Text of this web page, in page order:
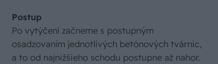
Postup
Po vytýčení začneme s postupným
osadzovaním jednotlivých betónových tvárnic,
a to od najnižšieho schodu postupne až nahor.